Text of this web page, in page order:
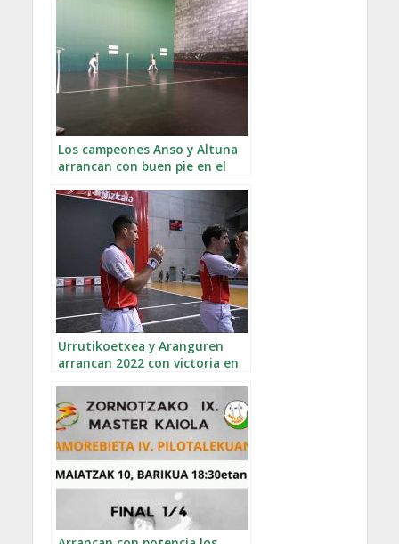
Los campeones Anso y Altuna
arrancan con buen pie en el
Urrutikoetxea y Aranguren
arrancan 2022 con victoria en